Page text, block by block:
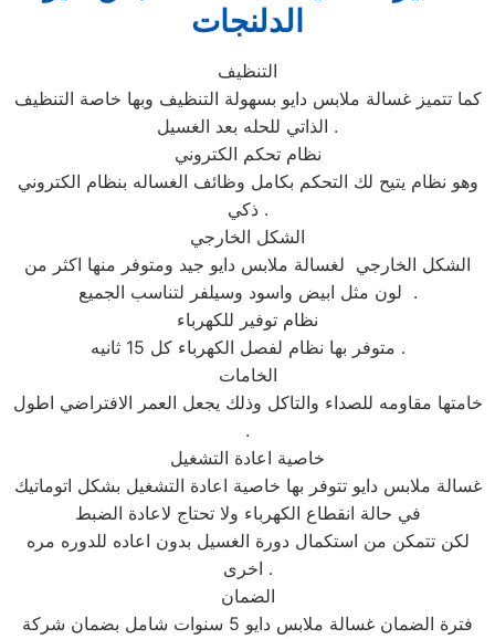
الدلنجات
التنظيف
كما تتميز غسالة ملابس دايو بسهولة التنظيف وبها خاصة التنظيف
الذاتي للحله بعد الغسيل .
نظام تحكم الكتروني
وهو نظام يتيح لك التحكم بكامل وظائف الغساله بنظام الكتروني
ذكي .
الشكل الخارجي
الشكل الخارجي لغسالة ملابس دايو جيد ومتوفر منها اكثر من
لون مثل ابيض واسود وسيلفر لتناسب الجميع .
نظام توفير للكهرباء
متوفر بها نظام لفصل الكهرباء كل 15 ثانيه .
الخامات
خامتها مقاومه للصداء والتاكل وذلك يجعل العمر الافتراضي اطول
.
خاصية اعادة التشغيل
غسالة ملابس دايو تتوفر بها خاصية اعادة التشغيل بشكل اتوماتيك
في حالة انقطاع الكهرباء ولا تحتاج لاعادة الضبط
لكن تتمكن من استكمال دورة الغسيل بدون اعاده للدوره مره
اخرى .
الضمان
فترة الضمان غسالة ملابس دايو 5 سنوات شامل بضمان شركة